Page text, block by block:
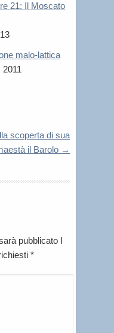
21: Il Moscato
malo-lattica
2011
scoperta di sua
il Barolo →
pubblicato I
*